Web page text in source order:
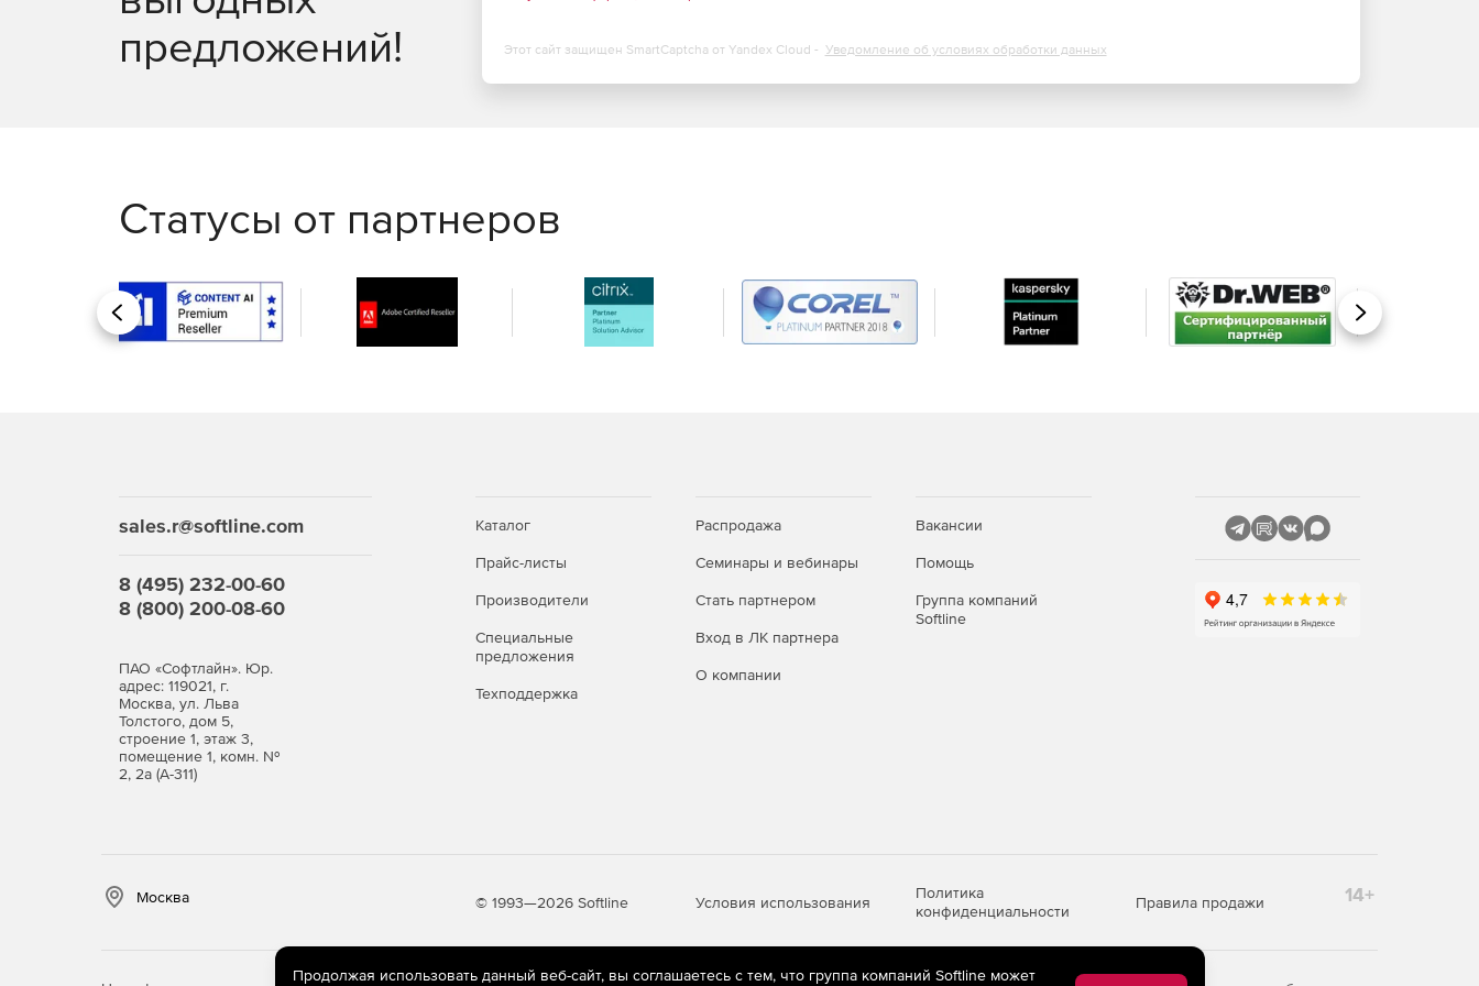
в реальном времени, удаленное подключение к серверам и браузеру.
Управление рутинными задачами IT-менеджмента и устранение неполадок первого уровня с
Доступ к более 100 шаблонам отчетов для просмотра тенденций производительности,
использования и пропускной способности сети.
предложений!
Этот сайт защищен SmartCaptcha от Yandex Cloud - Уведомление об условиях обработки данных
Статусы от партнеров
Назад Вперед
sales.r@softline.com
8 (495) 232-00-60
8 (800) 200-08-60
ПАО «Софтлайн». Юр.
адрес: 119021, г.
Москва, ул. Льва
Толстого, дом 5,
строение 1, этаж 3,
помещение 1, комн. №
2, 2а (А-311)
Каталог
Прайс-листы
Производители
Специальные
предложения
Техподдержка
Распродажа
Семинары и вебинары
Стать партнером
Вход в ЛК партнера
О компании
Вакансии
Помощь
Группа компаний
Softline
Москва © 1993—2026 Softline Условия использования
Политика
конфиденциальности
Правила продажи 14+
Продолжая использовать данный веб-сайт, вы соглашаетесь с тем, что группа компаний Softline может